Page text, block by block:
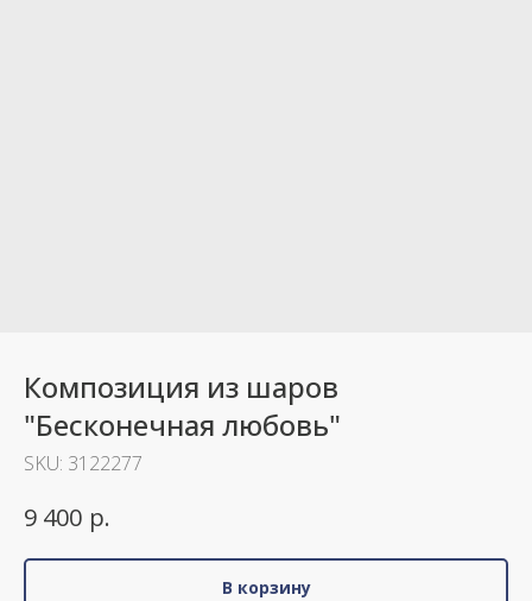
Композиция из шаров
"Бесконечная любовь"
SKU: 3122277
9 400 р.
В корзину